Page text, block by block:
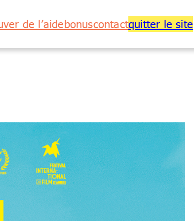
de l’aidebonuscontactquitter le site